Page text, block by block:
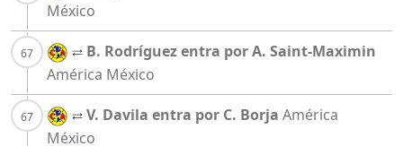
México
B. Rodríguez entra por A. Saint-Maximin
América México
V. Davila entra por C. Borja América
México